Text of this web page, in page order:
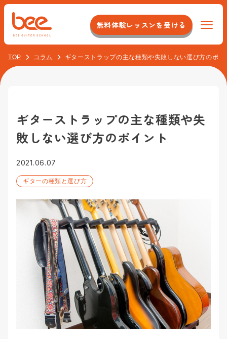
無料体験レッスンを受ける
Beeについて
店舗のこだわり
イベント紹介
最新情報
よくある質問
初心者コース
オンラインレッスンコース
大人（40代以上）コース
ジャズ/ボサノバコース
アコースティックギターコース
クラシックギターコース
キッズギターコース
プロ志望コース
弾き語りコース
ロックギターコース
料金
アクセス
校舎一覧
新宿校
池袋本校
池袋校
渋谷校
赤羽南口校
お客様の声
お問い合わせ
プライバシーポリシー
Beeボーカルスクール
TOP コラム ギターストラップの主な種類や失敗しない選び方のポイ
ギターストラップの主な種類や失
敗しない選び方のポイント
2021.06.07
ギターの種類と選び方